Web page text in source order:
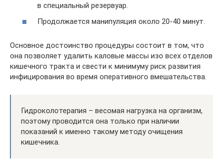
в специальный резервуар.
Продолжается манипуляция около 20-40 минут.
Основное достоинство процедуры состоит в том, что
она позволяет удалить каловые массы изо всех отделов
кишечного тракта и свести к минимуму риск развития
инфицирования во время оперативного вмешательства.
Гидроколотерапия – весомая нагрузка на организм,
поэтому проводится она только при наличии
показаний к именно такому методу очищения
кишечника.